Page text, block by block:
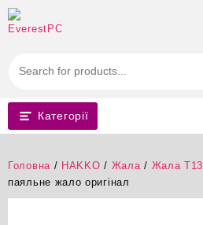
Перейти
до
Категорії
Головна / HAKKO / Жала / Жала T13
паяльне жало оригінал